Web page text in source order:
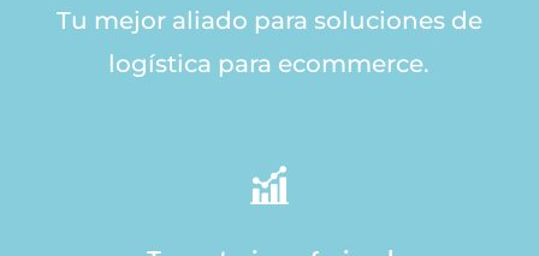
Tu mejor aliado para soluciones de
logística para ecommerce.